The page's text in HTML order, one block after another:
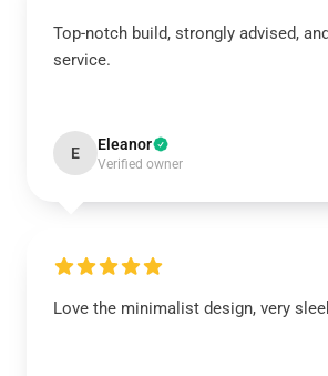
Top-notch build, strongly advised,
service.
E Eleanor
Verified owner
Love the minimalist design, very